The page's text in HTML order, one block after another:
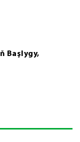
Başlygy,